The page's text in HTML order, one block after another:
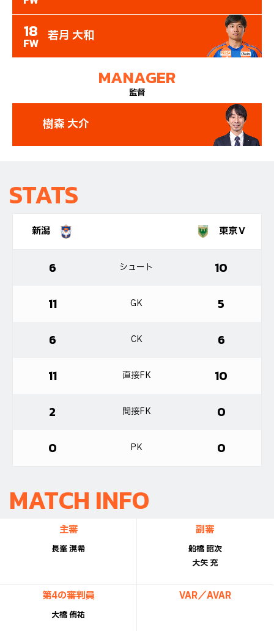
18
FW 若月 大和
MANAGER
監督
樹森 大介
STATS
新潟 東京Ｖ
6 シュート
10
11
GK
5
6
CK
6
11
直接FK
10
2
間接FK
0
0
PK 0
MATCH INFO
主審
長峯 滉希
副審
船橋 昭次
大矢 充
第4の審判員
大橋 侑祐
VAR／AVAR